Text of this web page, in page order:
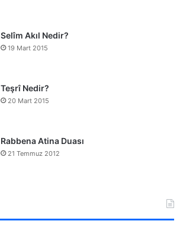
Selîm Akıl Nedir?
19 Mart 2015
Teşrî Nedir?
20 Mart 2015
Rabbena Atina Duası
21 Temmuz 2012